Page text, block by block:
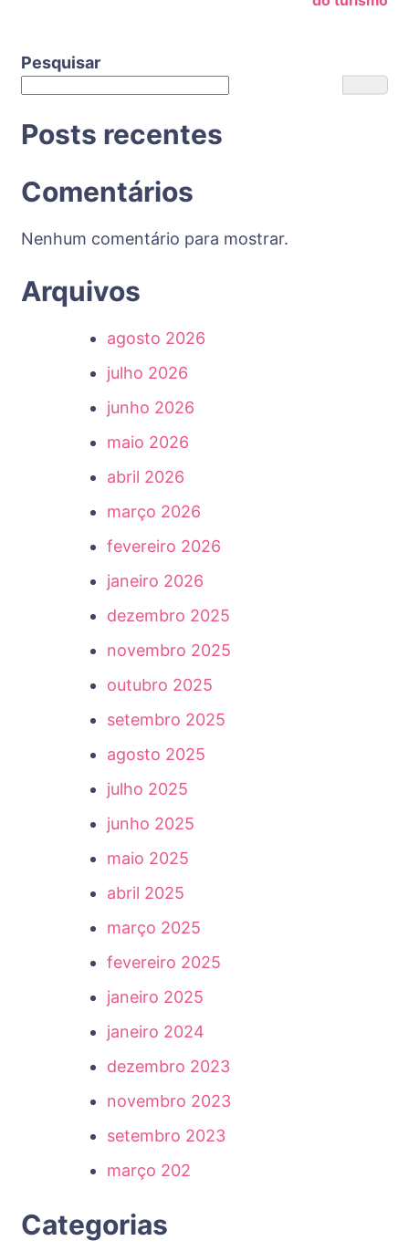
Pesquisar
Posts recentes
Comentários
Nenhum comentário para mostrar.
Arquivos
agosto 2026
julho 2026
junho 2026
maio 2026
abril 2026
março 2026
fevereiro 2026
janeiro 2026
dezembro 2025
novembro 2025
outubro 2025
setembro 2025
agosto 2025
julho 2025
junho 2025
maio 2025
abril 2025
março 2025
fevereiro 2025
janeiro 2025
janeiro 2024
dezembro 2023
novembro 2023
setembro 2023
março 202
Categorias